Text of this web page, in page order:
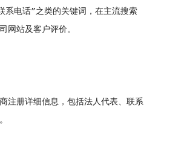
电话”之类的关键词，在主流搜索
网站及客户评价。
册详细信息，包括法人代表、联系